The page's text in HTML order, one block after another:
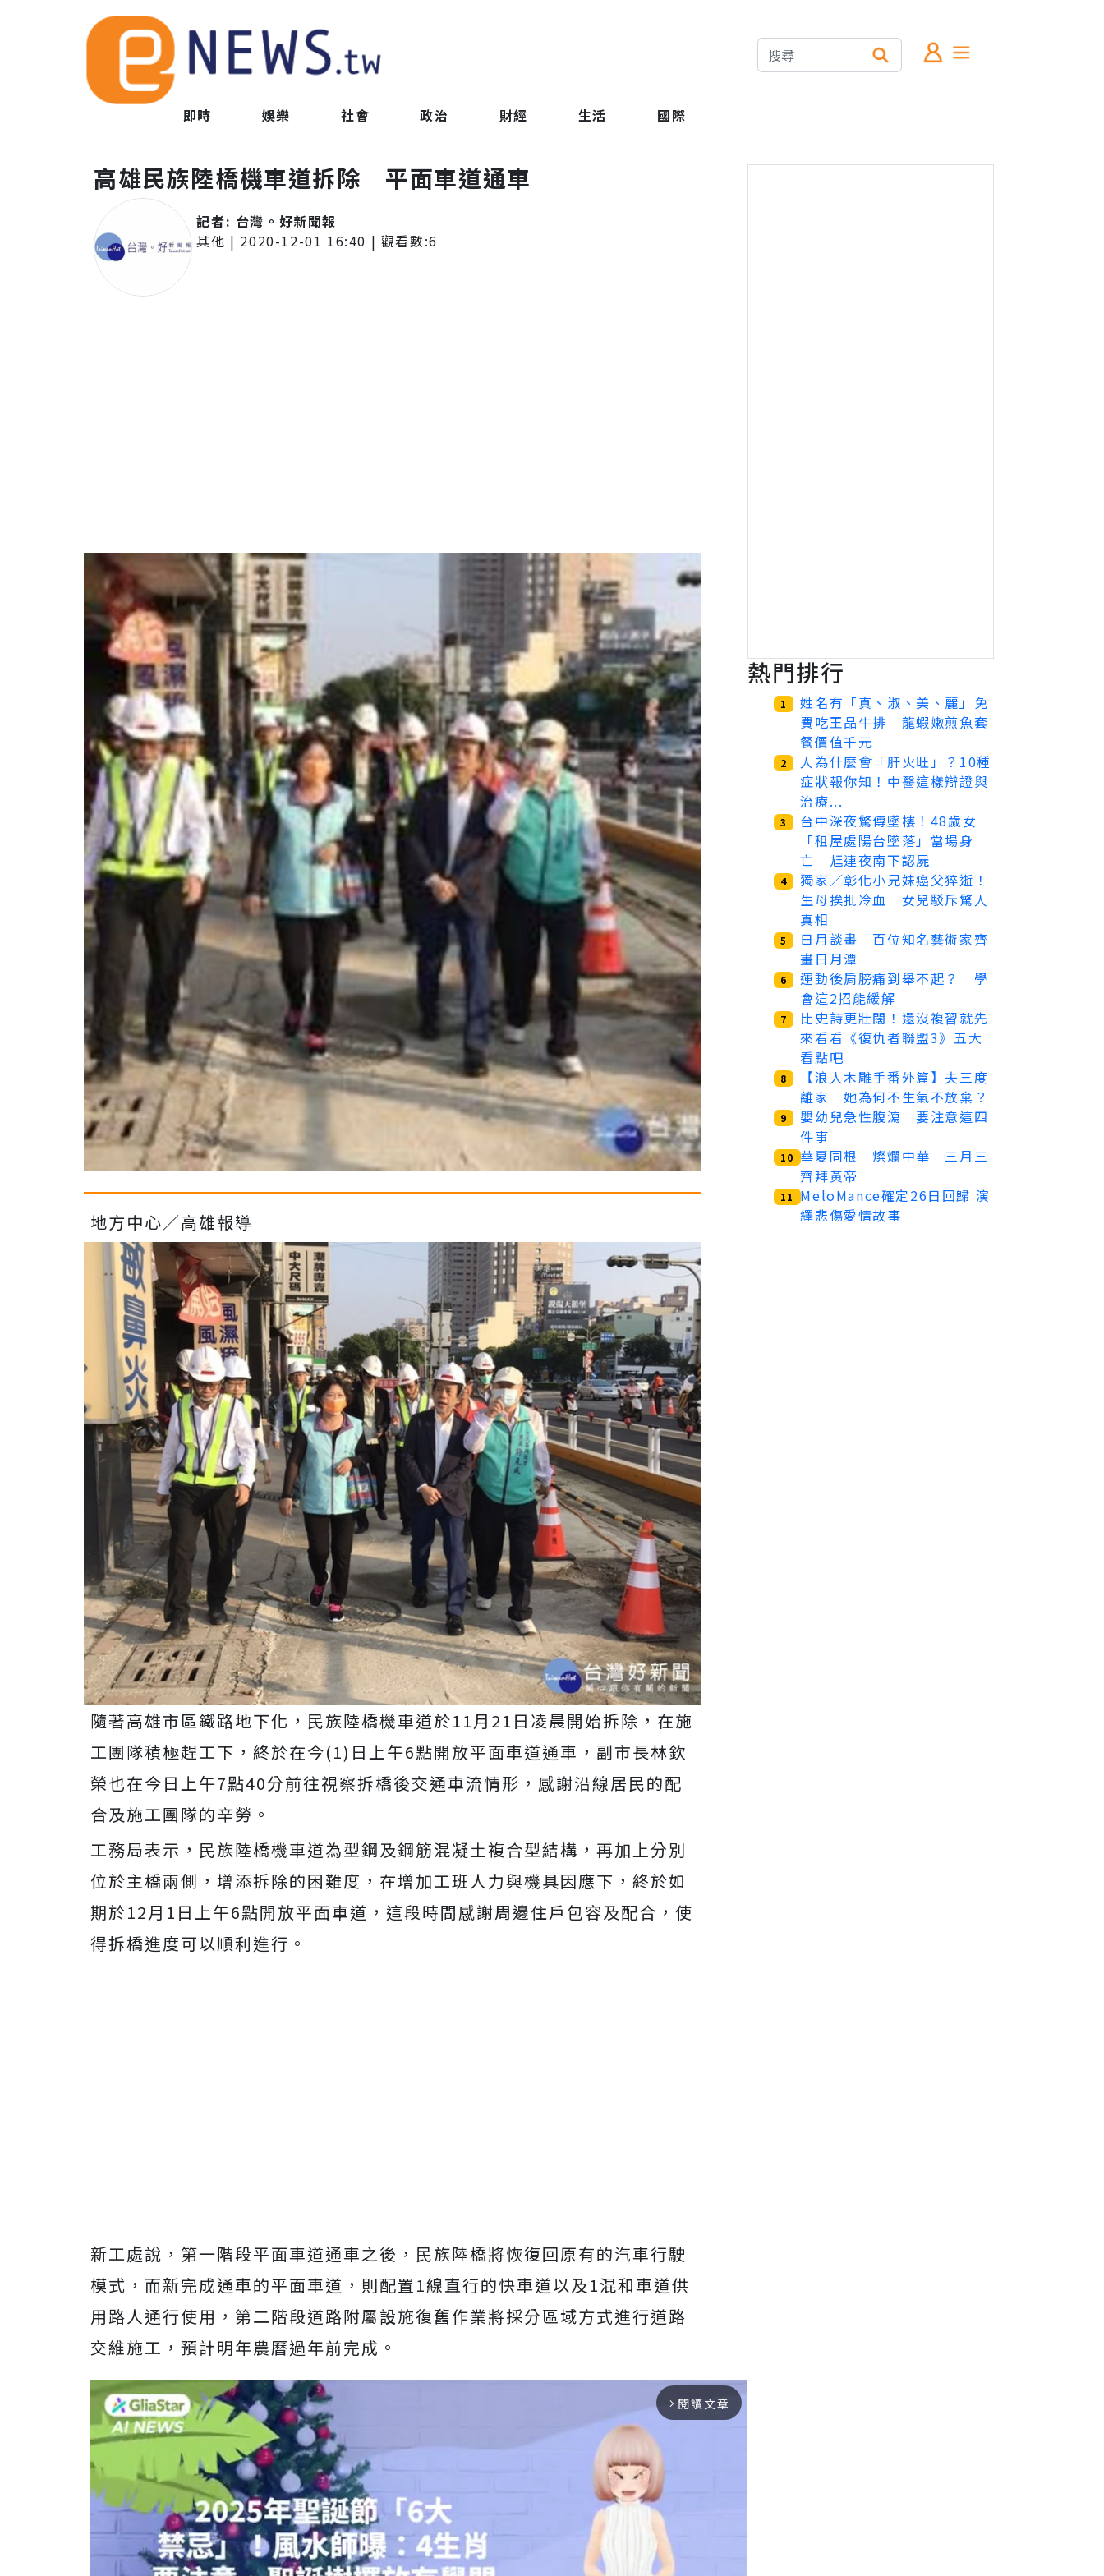
即時 娛樂 社會 政治 財經 生活 國際
高雄民族陸橋機車道拆除 平面車道通車
記者: 台灣。好新聞報
其他 | 2020-12-01 16:40 | 觀看數:6
地方中心／高雄報導
隨著高雄市區鐵路地下化，民族陸橋機車道於11月21日凌晨開始拆除，在施
工團隊積極趕工下，終於在今(1)日上午6點開放平面車道通車，副市長林欽
榮也在今日上午7點40分前往視察拆橋後交通車流情形，感謝沿線居民的配
合及施工團隊的辛勞。
工務局表示，民族陸橋機車道為型鋼及鋼筋混凝土複合型結構，再加上分別
位於主橋兩側，增添拆除的困難度，在增加工班人力與機具因應下，終於如
期於12月1日上午6點開放平面車道，這段時間感謝周邊住戶包容及配合，使
得拆橋進度可以順利進行。
新工處說，第一階段平面車道通車之後，民族陸橋將恢復回原有的汽車行駛
模式，而新完成通車的平面車道，則配置1線直行的快車道以及1混和車道供
用路人通行使用，第二階段道路附屬設施復舊作業將採分區域方式進行道路
交維施工，預計明年農曆過年前完成。
arrow_forward_ios 閱讀文章
熱門排行
1
姓名有「真、淑、美、麗」免
費吃王品牛排 龍蝦嫩煎魚套
餐價值千元
2
人為什麼會「肝火旺」？10種
症狀報你知！中醫這樣辯證與
治療...
3
台中深夜驚傳墜樓！48歲女
「租屋處陽台墜落」當場身
亡 尪連夜南下認屍
4
獨家／彰化小兄妹癌父猝逝！
生母挨批冷血 女兒駁斥驚人
真相
5
日月談畫 百位知名藝術家齊
畫日月潭
6
運動後肩膀痛到舉不起？ 學
會這2招能緩解
7
比史詩更壯闊！還沒複習就先
來看看《復仇者聯盟3》五大
看點吧
8
【浪人木雕手番外篇】夫三度
離家 她為何不生氣不放棄？
9
嬰幼兒急性腹瀉 要注意這四
件事
10 華夏同根 燦爛中華 三月三
齊拜黃帝
11
MeloMance確定26日回歸 演
繹悲傷愛情故事